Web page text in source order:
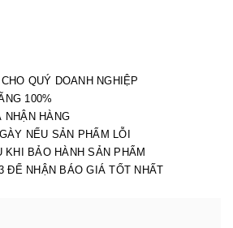
QUÝ DOANH NGHIỆP
100%
NHẬN HÀNG
NẾU SẢN PHẨM LỖI
BẢO HÀNH SẢN PHẨM
ĐỂ NHẬN BÁO GIÁ TỐT NHẤT